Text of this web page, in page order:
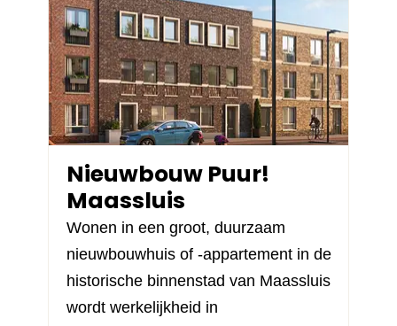
Nieuwbouw Puur!
Maassluis
Wonen in een groot, duurzaam
nieuwbouwhuis of -appartement in de
historische binnenstad van Maassluis
wordt werkelijkheid in